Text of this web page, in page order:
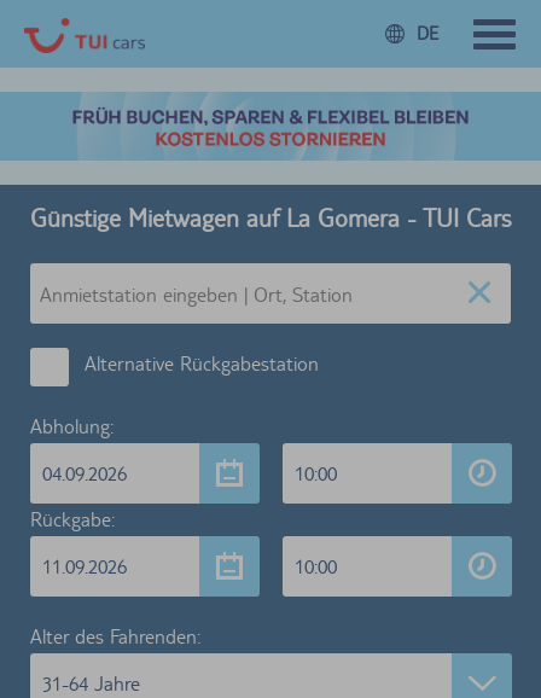
DE
Günstige Mietwagen auf La Gomera - TUI Cars
Alternative Rückgabestation
Abholung:
04.09.2026
10:00
Rückgabe:
11.09.2026
10:00
Alter des Fahrenden:
31-64 Jahre